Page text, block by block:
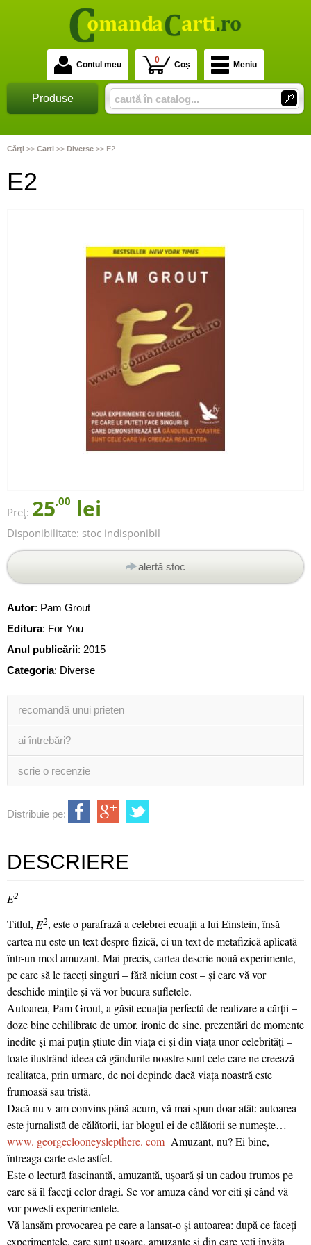
Contul meu 0 Coș Meniu
Produse
Cărţi >> Carti >> Diverse >> E2
E2
Preț: 25,00 lei
Disponibilitate: stoc indisponibil
alertă stoc
Autor: Pam Grout
Editura: For You
Anul publicării: 2015
Categoria: Diverse
recomandă unui prieten
ai întrebări?
scrie o recenzie
Distribuie pe:
DESCRIERE
E2
Titlul, E2, este o parafrază a celebrei ecuaţii a lui Einstein, însă
cartea nu este un text despre fizică, ci un text de metafizică aplicată
într-un mod amuzant. Mai precis, cartea descrie nouă experimente,
pe care să le faceţi singuri – fără niciun cost – şi care vă vor
deschide minţile şi vă vor bucura sufletele.
Autoarea, Pam Grout, a găsit ecuaţia perfectă de realizare a cărţii –
doze bine echilibrate de umor, ironie de sine, prezentări de momente
inedite şi mai puţin ştiute din viaţa ei şi din viaţa unor celebrităţi –
toate ilustrând ideea că gândurile noastre sunt cele care ne creează
realitatea, prin urmare, de noi depinde dacă viaţa noastră este
frumoasă sau tristă.
Dacă nu v-am convins până acum, vă mai spun doar atât: autoarea
este jurnalistă de călătorii, iar blogul ei de călătorii se numeşte…
www. georgeclooneyslepthere. com Amuzant, nu? Ei bine,
întreaga carte este astfel.
Este o lectură fascinantă, amuzantă, uşoară şi un cadou frumos pe
care să îl faceţi celor dragi. Se vor amuza când vor citi şi când vă
vor povesti experimentele.
Vă lansăm provocarea pe care a lansat-o şi autoarea: după ce faceţi
experimentele, care sunt uşoare, amuzante şi din care veţi învăţa